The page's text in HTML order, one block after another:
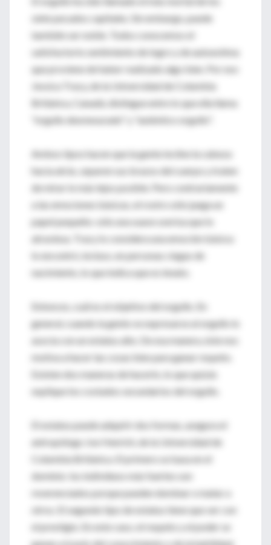
siete pecados capitales. Sin embargo, puede
también ser noble. Todos conocemos el
satisfactorio sentimiento de logro y de autoestima
que proviene de haber realizado algo bien. Por eso
Jessica Tracy, de la Universidad de Columbia
Británica, Canadá, distingue entre lo que ella llama
"orgullo desmesurado" y "auténtico orgullo".
Ambos tipos hacen que la gente incline la cabeza
hacia atrás, separen sus brazos del cuerpo y traten
de mirar lo más lejos posible. Pero contrariamente
a las emociones básicas, el rostro sólo juega un
papel pequeño: sólo una suave sonrisa que lo
atraviesa. Tracy lo considera una emoción básica:
lo encontró, incluso, en personas ciegas de
nacimiento, lo que indica que es innato.
Entonces, cuál es el objetivo del orgullo. En
general, cuando la gente ve expresarse al orgullo lo
asocia con un estatus alto. De esa manera, éste nos
motiva a hacer las cosas bien para ganar respeto.
Existen dos maneras de hacerlo, lo que quizás
explique los costados secundarios del orgullo.
El estatus puede adquirir dos formas, asegura el
antropólogo Joe Henrich, de la Universidad de
Columbia Británica. El primero se basa en el
dominio: los individuos más fuertes son
reverenciados porque pueden dominar o matar a
otros. El segundo tipo de estatus tiene que ver con
el prestigio. En este caso, el respeto y el poder se